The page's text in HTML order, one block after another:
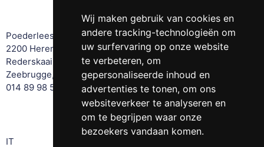
Wij maken gebruik van cookies en
andere tracking-technologieën om
uw surfervaring op onze website
te verbeteren, om
gepersonaliseerde inhoud en
advertenties te tonen, om ons
websiteverkeer te analyseren en
om te begrijpen waar onze
bezoekers vandaan komen.
Poederleeseweg 131
2200 Herentals, Belgium
Rederskaai 42
Zeebrugge, Belgium
014 89 98 51
IT